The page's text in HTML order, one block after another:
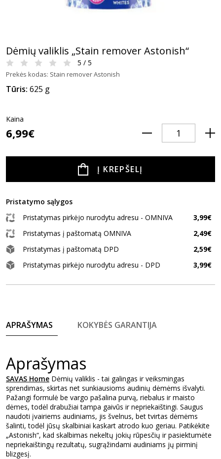
Dėmių valiklis „Stain remover Astonish“
5 / 5
Prekės kodas: Stain remover Astonish
Tūris: 625 g
Kaina
6,99€
Į KREPŠELĮ
Pristatymo sąlygos
Pristatymas pirkėjo nurodytu adresu - OMNIVA
3,99€
Pristatymas į paštomatą OMNIVA
2,49€
Pristatymas į paštomatą DPD
2,59€
Pristatymas pirkėjo nurodytu adresu - DPD
3,99€
APRAŠYMAS KOKYBĖS GARANTIJA
Aprašymas
SAVAS Home Dėmių valiklis - tai galingas ir veiksmingas
sprendimas, skirtas net sunkiausioms audinių dėmėms išvalyti.
Pažangi formulė be vargo pašalina purvą, riebalus ir maisto
dėmes, todėl drabužiai tampa gaivūs ir nepriekaištingi. Saugus
naudoti įvairiems audiniams, jis švelnus, bet tvirtas dėmėms
šalinti, todėl jūsų skalbiniai kaskart atrodo kuo geriau. Patikėkite
„Astonish“, kad skalbimas nekeltų jokių rūpesčių ir pasiektumėte
nepriekaištingų rezultatų, sugrąžindami audiniams jų pirminį
blizgesį.